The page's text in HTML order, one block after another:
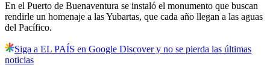
En el Puerto de Buenaventura se instaló el monumento que buscan
rendirle un homenaje a las Yubartas, que cada año llegan a las aguas
del Pacífico.
Siga a EL PAÍS en Google Discover y no se pierda las últimas
noticias